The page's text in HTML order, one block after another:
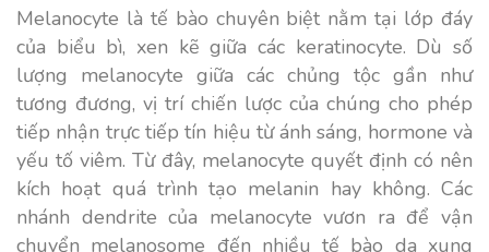
Melanocyte là tế bào chuyên biệt nằm tại lớp đáy
của biểu bì, xen kẽ giữa các keratinocyte. Dù số
lượng melanocyte giữa các chủng tộc gần như
tương đương, vị trí chiến lược của chúng cho phép
tiếp nhận trực tiếp tín hiệu từ ánh sáng, hormone và
yếu tố viêm. Từ đây, melanocyte quyết định có nên
kích hoạt quá trình tạo melanin hay không. Các
nhánh dendrite của melanocyte vươn ra để vận
chuyển melanosome đến nhiều tế bào da xung